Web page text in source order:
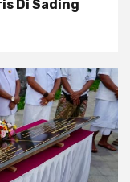
Di Sading